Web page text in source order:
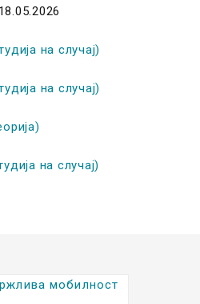
на случај)
на случај)
на случај)
мобилност